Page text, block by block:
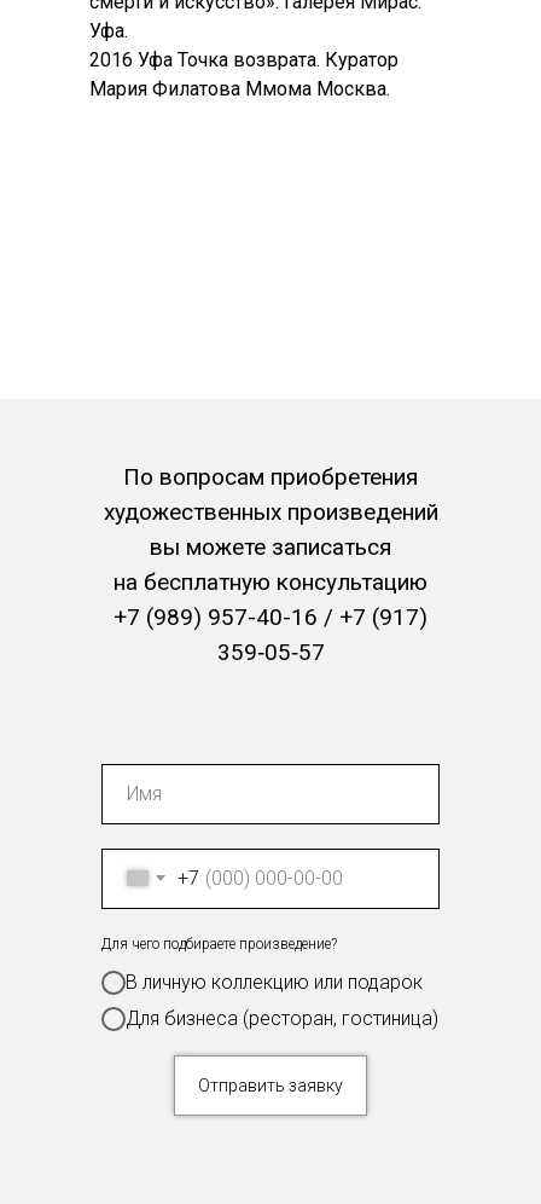
Уфа.
2016 Уфа Точка возврата. Куратор
Мария Филатова Ммома Москва.
+7 (347) 273-17-71
+7
Для чего подбираете произведение?
В личную коллекцию или подарок
Для бизнеса (ресторан, гостиница)
Отправить заявку
По вопросам приобретения
художественных произведений
вы можете записаться
на бесплатную консультацию
+7 (989) 957-40-16 / +7 (917)
359‑05‑57